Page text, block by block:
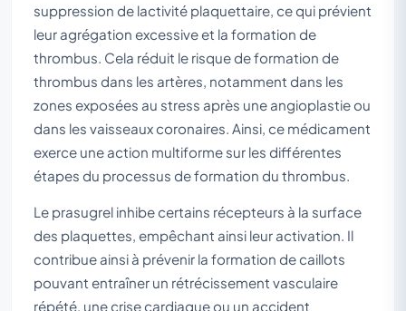
suppression de lactivité plaquettaire, ce qui prévient
leur agrégation excessive et la formation de
thrombus. Cela réduit le risque de formation de
thrombus dans les artères, notamment dans les
zones exposées au stress après une angioplastie ou
dans les vaisseaux coronaires. Ainsi, ce médicament
exerce une action multiforme sur les différentes
étapes du processus de formation du thrombus.
Le prasugrel inhibe certains récepteurs à la surface
des plaquettes, empêchant ainsi leur activation. Il
contribue ainsi à prévenir la formation de caillots
pouvant entraîner un rétrécissement vasculaire
répété, une crise cardiaque ou un accident